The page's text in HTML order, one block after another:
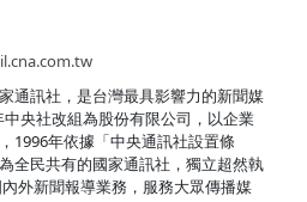
通訊社，是台灣最具影響力的新聞媒
央社改組為股份有限公司，以企業
1996年依據「中央通訊社設置條
全民共有的國家通訊社，獨立超然執
外新聞報導業務，服務大眾傳播媒